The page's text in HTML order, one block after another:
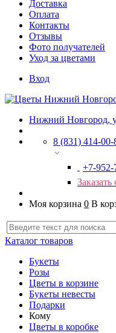
Доставка
Оплата
Контакты
Отзывы
Фото получателей
Уход за цветами
Вход
Нижний Новгород,
8 (831) 414-00-
+7-952-
Моя корзина 0 В
Каталог товаров
Букеты
Розы
Цветы в корзине
Букеты невесты
Подарки
Кому
Цветы в коробке